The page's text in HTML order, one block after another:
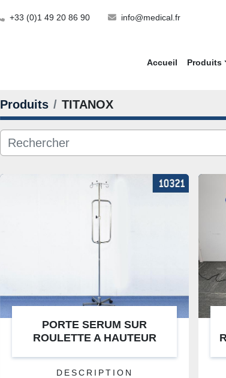
+33 (0)1 49 20 86 90 info@medical.fr
Accueil Produits
Produits TITANOX
PORTE SERUM SUR
ROULETTE A HAUTEUR
DESCRIPTION